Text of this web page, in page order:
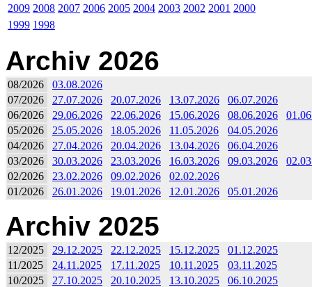
2009 2008 2007 2006 2005 2004 2003 2002 2001 2000
1999 1998
Archiv 2026
08/2026
03.08.2026
07/2026
27.07.2026 20.07.2026 13.07.2026
06.07.2026
06/2026
29.06.2026 22.06.2026 15.06.2026 08.06.2026
05/2026
25.05.2026 18.05.2026 11.05.2026
04.05.2026
04/2026
27.04.2026 20.04.2026 13.04.2026
06.04.2026
03/2026
30.03.2026 23.03.2026 16.03.2026 09.03.2026
02/2026
23.02.2026 09.02.2026
02.02.2026
01/2026
26.01.2026 19.01.2026 12.01.2026 05.01.2026
Archiv 2025
12/2025 29.12.2025 22.12.2025 15.12.2025
01.12.2025
11/2025
24.11.2025 17.11.2025 10.11.2025
03.11.2025
10/2025
27.10.2025 20.10.2025 13.10.2025
06.10.2025